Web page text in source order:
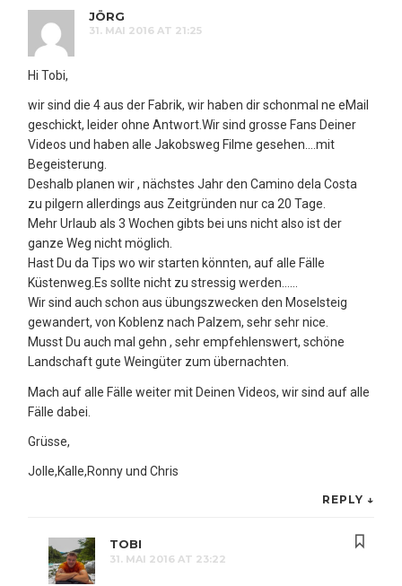
JÖRG
31. MAI 2016 AT 21:25
Hi Tobi,
wir sind die 4 aus der Fabrik, wir haben dir schonmal ne eMail
geschickt, leider ohne Antwort.Wir sind grosse Fans Deiner
Videos und haben alle Jakobsweg Filme gesehen….mit
Begeisterung.
Deshalb planen wir , nächstes Jahr den Camino dela Costa
zu pilgern allerdings aus Zeitgründen nur ca 20 Tage.
Mehr Urlaub als 3 Wochen gibts bei uns nicht also ist der
ganze Weg nicht möglich.
Hast Du da Tips wo wir starten könnten, auf alle Fälle
Küstenweg.Es sollte nicht zu stressig werden……
Wir sind auch schon aus übungszwecken den Moselsteig
gewandert, von Koblenz nach Palzem, sehr sehr nice.
Musst Du auch mal gehn , sehr empfehlenswert, schöne
Landschaft gute Weingüter zum übernachten.
Mach auf alle Fälle weiter mit Deinen Videos, wir sind auf alle
Fälle dabei.
Grüsse,
Jolle,Kalle,Ronny und Chris
REPLY ↓
TOBI
31. MAI 2016 AT 23:22